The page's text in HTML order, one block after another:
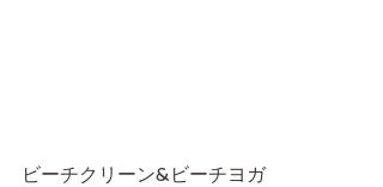
ビーチクリーン&ビーチヨガ